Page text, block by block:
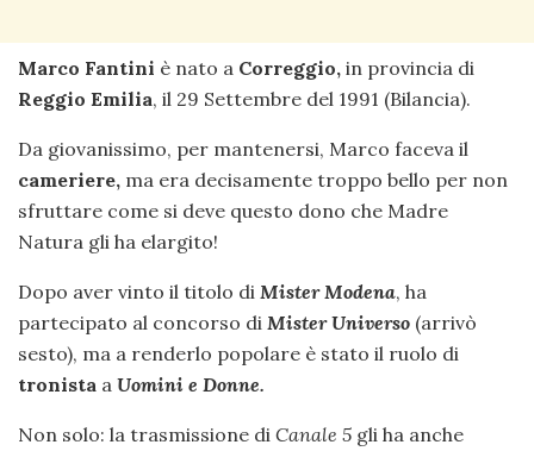
Marco Fantini è nato a Correggio, in provincia di
Reggio Emilia, il 29 Settembre del 1991 (Bilancia).
Da giovanissimo, per mantenersi, Marco faceva il
cameriere, ma era decisamente troppo bello per non
sfruttare come si deve questo dono che Madre
Natura gli ha elargito!
Dopo aver vinto il titolo di Mister Modena, ha
partecipato al concorso di Mister Universo (arrivò
sesto), ma a renderlo popolare è stato il ruolo di
tronista a Uomini e Donne.
Non solo: la trasmissione di Canale 5 gli ha anche